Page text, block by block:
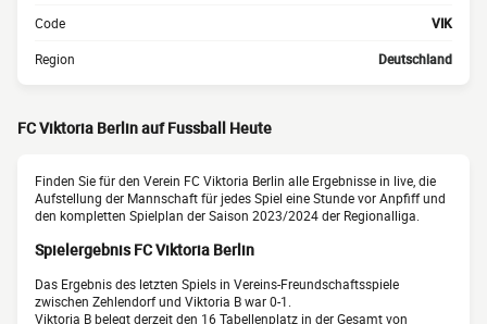
Code VIK
Region Deutschland
FC Viktoria Berlin auf Fussball Heute
Finden Sie für den Verein FC Viktoria Berlin alle Ergebnisse in live, die
Aufstellung der Mannschaft für jedes Spiel eine Stunde vor Anpfiff und
den kompletten Spielplan der Saison 2023/2024 der Regionalliga.
Spielergebnis FC Viktoria Berlin
Das Ergebnis des letzten Spiels in Vereins-Freundschaftsspiele
zwischen Zehlendorf und Viktoria B war 0-1.
Viktoria B belegt derzeit den 16 Tabellenplatz in der Gesamt von